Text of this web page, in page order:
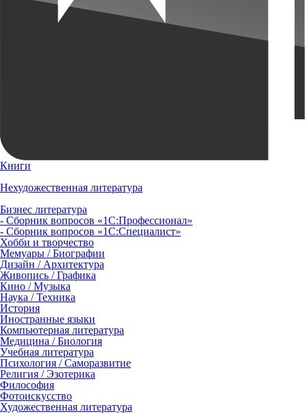
Книги
Нехудожественная литература
Бизнес литература
- Сборник вопросов «1С:Профессионал»
- Сборник вопросов «1С:Специалист»
Хобби и творчество
Мемуары / Биографии
Дизайн / Архитектура
Живопись / Графика
Кино / Музыка
Наука / Техника
История
Иностранные языки
Компьютерная литература
Медицина / Биология
Учебная литература
Психология / Саморазвитие
Религия / Эзотерика
Философия
Фотоискусство
Художественная литература